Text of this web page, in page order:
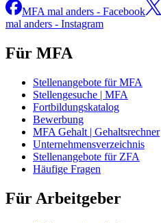
MFA mal anders - Facebook
mal anders - Instagram
Für MFA
Stellenangebote für MFA
Stellengesuche | MFA
Fortbildungskatalog
Bewerbung
MFA Gehalt | Gehaltsrechner
Unternehmensverzeichnis
Stellenangebote für ZFA
Häufige Fragen
Für Arbeitgeber